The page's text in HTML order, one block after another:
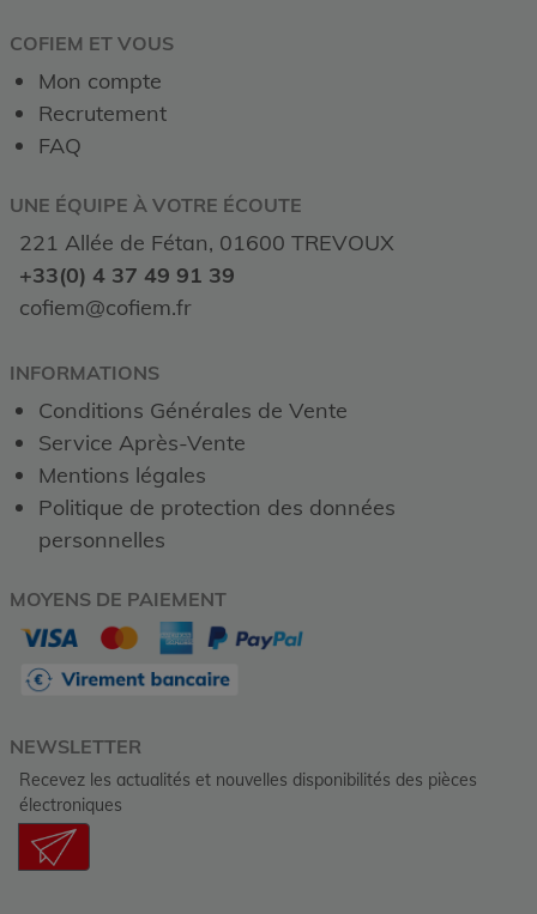
COFIEM ET VOUS
Mon compte
Recrutement
FAQ
UNE ÉQUIPE À VOTRE ÉCOUTE
221 Allée de Fétan, 01600 TREVOUX
+33(0) 4 37 49 91 39
cofiem@cofiem.fr
INFORMATIONS
Conditions Générales de Vente
Service Après-Vente
Mentions légales
Politique de protection des données
personnelles
MOYENS DE PAIEMENT
NEWSLETTER
Recevez les actualités et nouvelles disponibilités des pièces
électroniques